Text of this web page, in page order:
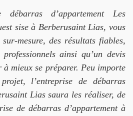
débarras d’appartement Les
sise à Berberusaint Lias, vous
mesure, des résultats fiables,
professionnels ainsi qu’un devis
mieux se préparer. Peu importe
l’entreprise de débarras
Lias saura les réaliser, de
de débarras d’appartement à